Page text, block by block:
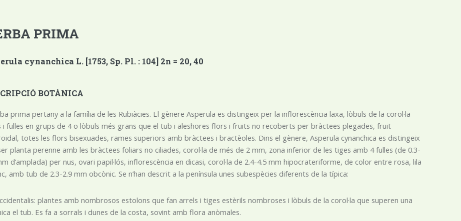
PRIMA
cynanchica L. [1753, Sp. Pl. : 104] 2n = 20, 40
BOTÀNICA
prima pertany a la família de les Rubiàcies. El gènere Asperula es distingeix per la inflorescència laxa, lòbuls de la corol·la
i fulles en grups de 4 o lòbuls més grans que el tub i aleshores flors i fruits no recoberts per bràctees plegades, fruit
totes les flors bisexuades, rames superiors amb bràctees i bractèoles. Dins el gènere, Asperula cynanchica es distingeix
planta perenne amb les bràctees foliars no ciliades, corol·la de més de 2 mm, zona inferior de les tiges amb 4 fulles (de 0.3-
d’amplada) per nus, ovari papil·lós, inflorescència en dicasi, corol·la de 2.4-4.5 mm hipocrateriforme, de color entre rosa, lila
amb tub de 2.3-2.9 mm obcònic. Se n’han descrit a la península unes subespècies diferents de la típica:
plantes amb nombrosos estolons que fan arrels i tiges estèrils nombroses i lòbuls de la corol·la que superen una
el tub. Es fa a sorrals i dunes de la costa, sovint amb flora anòmales.